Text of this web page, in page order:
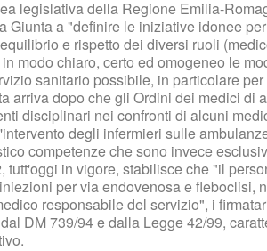
legislativa della Regione Emilia-
Giunta a "definire le iniziative idonee
e rispetto dei diversi ruoli
modo chiaro, certo ed omogeneo le
sanitario possibile, in particolare
arriva dopo che gli Ordini dei medici di
disciplinari nei confronti di alcuni
degli infermieri sulle
competenze che sono invece
tutt'oggi in vigore, stabilisce che "il
per via endovenosa e
responsabile del servizio", i
DM 739/94 e dalla Legge 42/99,